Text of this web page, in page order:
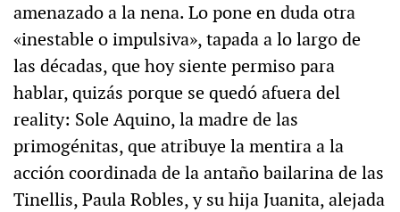
amenazado a la nena. Lo pone en duda otra
«inestable o impulsiva», tapada a lo largo de
las décadas, que hoy siente permiso para
hablar, quizás porque se quedó afuera del
reality: Sole Aquino, la madre de las
primogénitas, que atribuye la mentira a la
acción coordinada de la antaño bailarina de las
Tinellis, Paula Robles, y su hija Juanita, alejada